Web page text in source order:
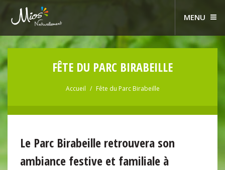
MENU
FÊTE DU PARC BIRABEILLE
Accueil Fête du Parc Birabeille
Le Parc Birabeille retrouvera son
ambiance festive et familiale à